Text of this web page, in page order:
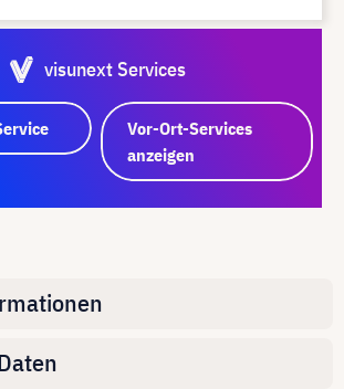
visunext Services
Vor-Ort-Services
anzeigen